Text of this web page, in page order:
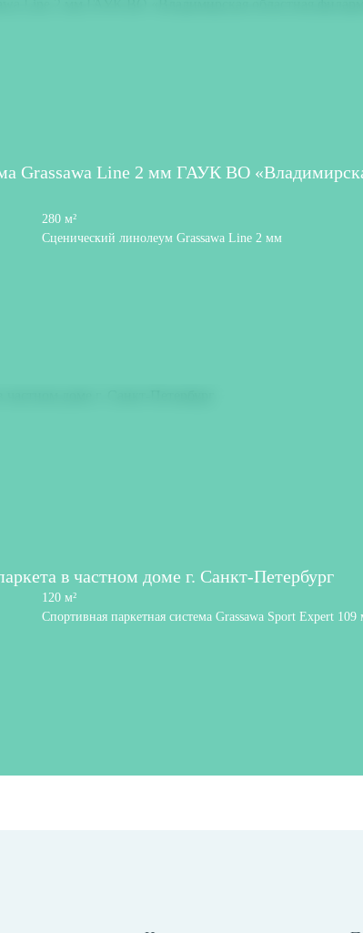
Grassawa Line 2 мм ГАУК ВО
280 м²
Сценический линолеум Grassawa Line 2 мм
в частном доме г. Санкт-Петербург
120 м²
Спортивная паркетная система Grassawa Sport Expert 109